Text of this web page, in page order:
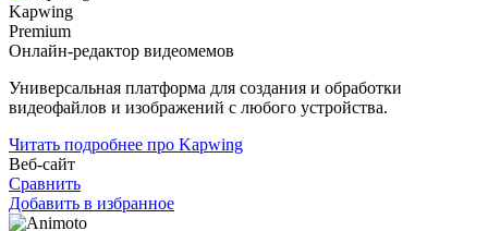
Kapwing
Premium
Онлайн-редактор видеомемов
Универсальная платформа для создания и обработки
видеофайлов и изображений с любого устройства.
Читать подробнее про Kapwing
Веб-сайт
Сравнить
Добавить в избранное